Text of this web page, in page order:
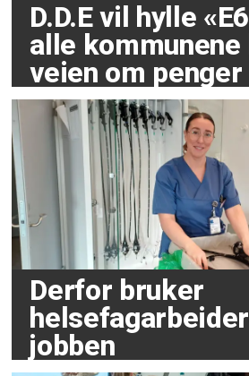
D.D.E vil hylle
alle kommunene
veien om penger
Derfor bruker
jobben